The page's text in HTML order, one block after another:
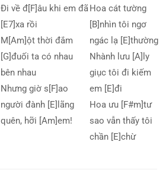
Đi về đ[F]âu khi em đã
[E7]xa rồi
M[Am]ột thời đắm
[G]đuối ta có nhau
bên nhau
Nhưng giờ s[F]ao
người đành [E]lãng
quên, hỡi [Am]em!
Hoa cát tường
[B]nhìn tôi ngơ
ngác lạ [E]thường
Nhành lưu [A]ly
giục tôi đi kiếm
em [E]đi
Hoa ưu [F#m]tư
sao vẫn thấy tôi
chần [E]chừ